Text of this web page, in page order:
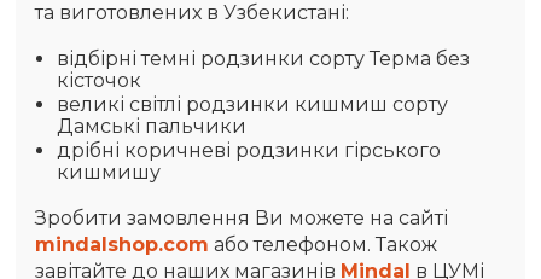
та виготовлених в Узбекистані:
відбірні темні родзинки сорту Терма без
кісточок
великі світлі родзинки кишмиш сорту
Дамські пальчики
дрібні коричневі родзинки гірського
кишмишу
Зробити замовлення Ви можете на сайті
mindalshop.com або телефоном. Також
завітайте до наших магазинів Mindal в ЦУМі